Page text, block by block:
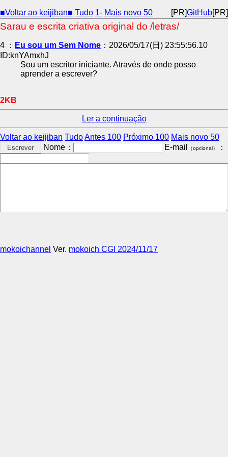
■Voltar ao keijiban■ Tudo 1- Mais novo 50 [PR]GitHub[PR]
Sarau e escrita criativa original do /letras/
4 ： Eu sou um Sem Nome ：2026/05/17(日) 23:55:56.10
ID:knYAmxhJ
Sou um escritor iniciante. Através de onde posso
aprender a escrever?
2KB
Ler a continuação
Voltar ao keijiban TudoAntes 100 Próximo 100 Mais novo 50
Nome：
E-mail （opcional） ：
mokoichannel Ver. mokoich CGI 2024/11/17